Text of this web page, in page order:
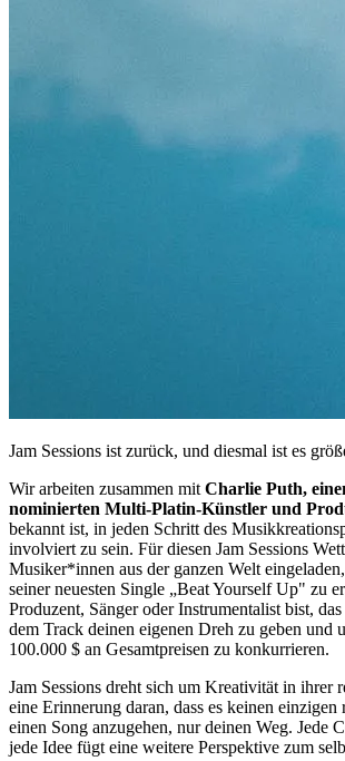
Jam Sessions ist zurück, und diesmal ist es
Wir arbeiten zusammen mit Charlie Puth,
nominierten Multi-Platin-Künstler und
bekannt ist, in jeden Schritt des
involviert zu sein. Für diesen Jam Sessions
Musiker*innen aus der ganzen Welt
seiner neuesten Single „Beat Yourself Up" zu
Produzent, Sänger oder Instrumentalist bist,
dem Track deinen eigenen Dreh zu geben und
100.000 $ an Gesamtpreisen zu konkurrieren.
Jam Sessions dreht sich um Kreativität in ihrer
eine Erinnerung daran, dass es keinen
einen Song anzugehen, nur deinen Weg. Jede
jede Idee fügt eine weitere Perspektive zum